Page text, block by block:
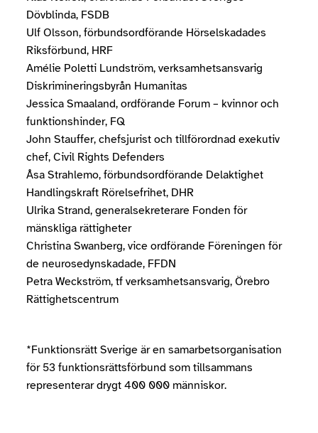
Dövblinda, FSDB
Ulf Olsson, förbundsordförande Hörselskadades
Riksförbund, HRF
Amélie Poletti Lundström, verksamhetsansvarig
Diskrimineringsbyrån Humanitas
Jessica Smaaland, ordförande Forum – kvinnor och
funktionshinder, FQ
John Stauffer, chefsjurist och tillförordnad exekutiv
chef, Civil Rights Defenders
Åsa Strahlemo, förbundsordförande Delaktighet
Handlingskraft Rörelsefrihet, DHR
Ulrika Strand, generalsekreterare Fonden för
mänskliga rättigheter
Christina Swanberg, vice ordförande Föreningen för
de neurosedynskadade, FFDN
Petra Weckström, tf verksamhetsansvarig, Örebro
Rättighetscentrum
*Funktionsrätt Sverige är en samarbetsorganisation
för 53 funktionsrättsförbund som tillsammans
representerar drygt 400 000 människor.